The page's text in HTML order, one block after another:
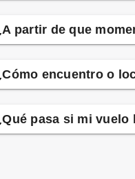
partir de que
encuentro o
pasa si mi vuelo